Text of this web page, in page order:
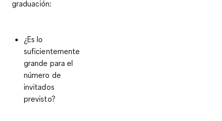
graduación:
¿Es lo
suficientemente
grande para el
número de
invitados
previsto?